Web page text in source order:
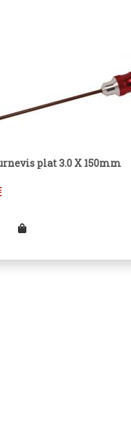
plat 3.0 X 150mm